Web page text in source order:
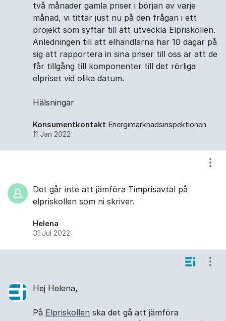
två månader gamla priser i början av varje
månad, vi tittar just nu på den frågan i ett
projekt som syftar till att utveckla Elpriskollen.
Anledningen till att elhandlarna har 10 dagar på
sig att rapportera in sina priser till oss är att de
får tillgång till komponenter till det rörliga
elpriset vid olika datum.
Hälsningar
Konsumentkontakt Energimarknadsinspektionen
11 Jan 2022
Det går inte att jämföra Timprisavtal på
elpriskollen som ni skriver.
Helena
31 Jul 2022
Hej Helena,
På Elpriskollen ska det gå att jämföra